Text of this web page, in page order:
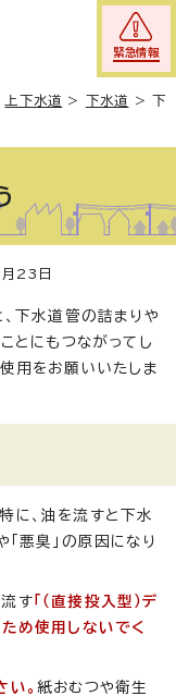
緊急情報
上下水道 > 下水道 >下
23日
下水道管の詰まりや
とにもつながってし
用をお願いいたしま
特に、油を流すと下水
「悪臭」の原因になり
す「（直接投入型）デ
ため使用しないでく
い。 紙おむつや衛生